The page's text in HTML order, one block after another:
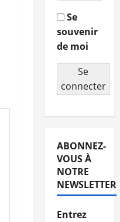
Se
souvenir
de moi
Se
connecter
ABONNEZ-
VOUS À
NOTRE
NEWSLETTER
Entrez